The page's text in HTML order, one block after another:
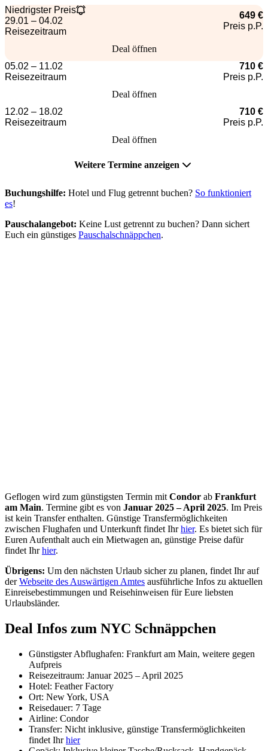
Niedrigster Preis
29.01 – 04.02
Reisezeitraum
649 €
Preis p.P.
Deal öffnen
05.02 – 11.02
Reisezeitraum
710 €
Preis p.P.
Deal öffnen
12.02 – 18.02
Reisezeitraum
710 €
Preis p.P.
Deal öffnen
Weitere Termine anzeigen
Buchungshilfe: Hotel und Flug getrennt buchen? So funktioniert
es!
Pauschalangebot: Keine Lust getrennt zu buchen? Dann sichert
Euch ein günstiges Pauschalschnäppchen.
Geflogen wird zum günstigsten Termin mit Condor ab Frankfurt
am Main. Termine gibt es von Januar 2025 – April 2025. Im Preis
ist kein Transfer enthalten. Günstige Transfermöglichkeiten
zwischen Flughafen und Unterkunft findet Ihrhier. Es bietet sich für
Euren Aufenthalt auch ein Mietwagen an, günstige Preise dafür
findet Ihrhier.
Übrigens: Um den nächsten Urlaub sicher zu planen, findet Ihr auf
derWebseite des Auswärtigen Amtes ausführliche Infos zu aktuellen
Einreisebestimmungen und Reisehinweisen für Eure liebsten
Urlaubsländer.
Deal Infos zum NYC Schnäppchen
Günstigster Abflughafen: Frankfurt am Main, weitere gegen
Aufpreis
Reisezeitraum: Januar 2025 – April 2025
Hotel: Feather Factory
Ort: New York, USA
Reisedauer: 7 Tage
Airline: Condor
Transfer: Nicht inklusive, günstige Transfermöglichkeiten
findet Ihrhier